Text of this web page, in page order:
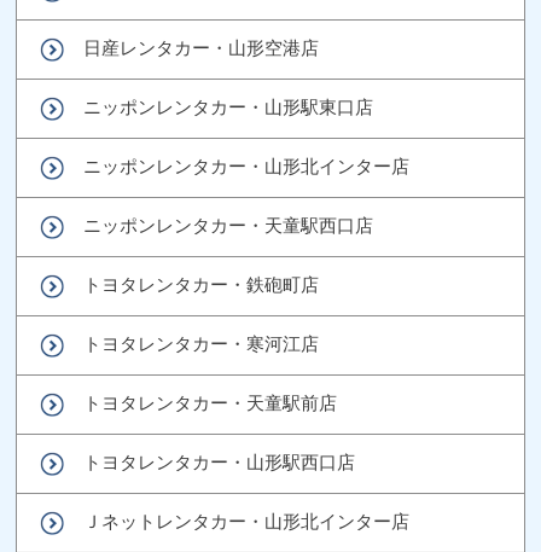
日産レンタカー・山形空港店
ニッポンレンタカー・山形駅東口店
ニッポンレンタカー・山形北インター店
ニッポンレンタカー・天童駅西口店
トヨタレンタカー・鉄砲町店
トヨタレンタカー・寒河江店
トヨタレンタカー・天童駅前店
トヨタレンタカー・山形駅西口店
Ｊネットレンタカー・山形北インター店